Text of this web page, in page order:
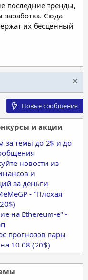
последние тренды,
заработка. Сюда
их бесценный
Новые сообщения
и акции
за темы до 2$ и до
новости из
и
за деньги
- "Плохая
на Ethereum-е" -
прогнозов пары
на 10.08 (20$)